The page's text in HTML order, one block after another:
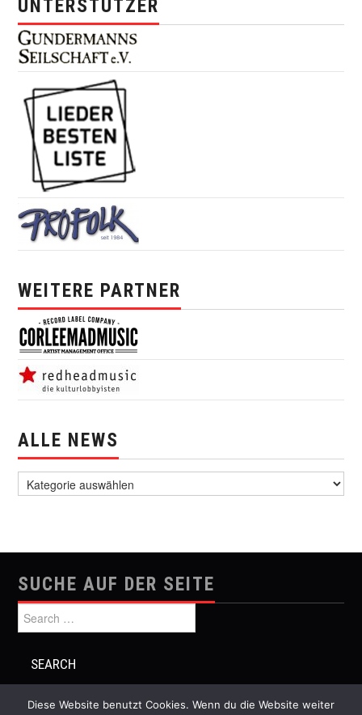
UNTERSTÜTZER
WEITERE PARTNER
ALLE NEWS
SUCHE AUF DER SEITE
Search for:
Diese Website benutzt Cookies. Wenn du die Website weiter